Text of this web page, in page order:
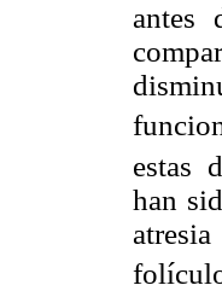
antes
estas
han